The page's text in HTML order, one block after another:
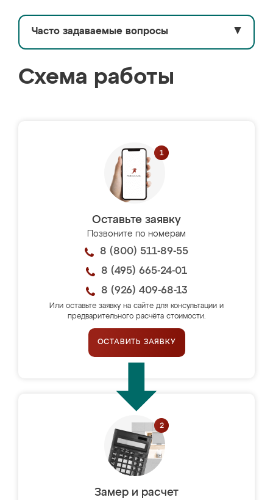
Часто задаваемые вопросы ▼
Схема работы
Оставьте заявку
Позвоните по номерам
8 (800) 511-89-55
8 (495) 665-24-01
8 (926) 409-68-13
Или оставьте заявку на сайте для консультации и
предварительного расчёта стоимости.
ОСТАВИТЬ ЗАЯВКУ
Замер и расчет